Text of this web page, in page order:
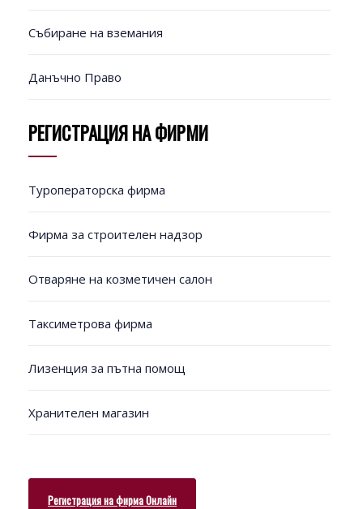
Събиране на вземания
Данъчно Право
РЕГИСТРАЦИЯ НА ФИРМИ
Туроператорска фирма
Фирма за строителен надзор
Отваряне на козметичен салон
Таксиметрова фирма
Лизенция за пътна помощ
Хранителен магазин
Регистрация на фирма Онлайн